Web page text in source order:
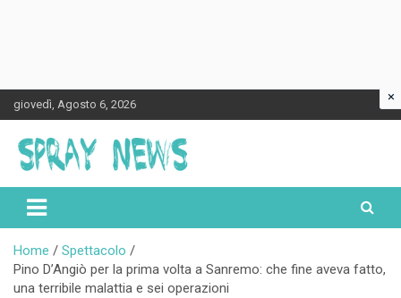
Skip
to
content
giovedì, Agosto 6, 2026
Spraynews.it
Home
Spettacolo
Pino D’Angiò per la prima volta a Sanremo: che fine aveva fatto,
una terribile malattia e sei operazioni
×